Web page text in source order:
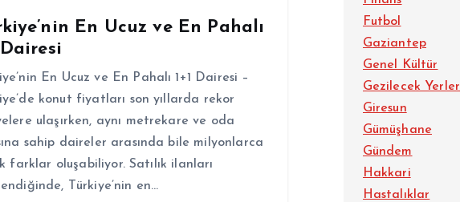
En Ucuz ve En Pahalı
Dairesi
En Ucuz ve En Pahalı 1+1 Dairesi –
konut fiyatları son yıllarda rekor
ulaşırken, aynı metrekare ve oda
sahip daireler arasında bile milyonlarca
farklar oluşabiliyor. Satılık ilanları
Türkiye’nin en…
Futbol
Gaziantep
Genel Kültür
Gezilecek Yerler
Giresun
Gümüşhane
Gündem
Hakkari
Hastalıklar